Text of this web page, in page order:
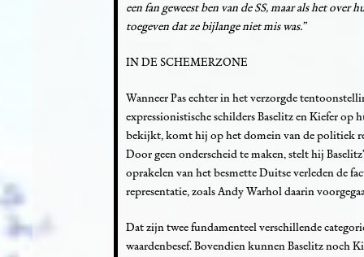
een fan geweest ben van de SS, maar als het
toegeven dat ze bijlange niet mis was.”
IN DE SCHEMERZONE
Wanneer Pas echter in het verzorgde
expressionistische schilders Baselitz en Kiefer op
bekijkt, komt hij op het domein van de politiek
Door geen onderscheid te maken, stelt hij
oprakelen van het besmette Duitse verleden de
representatie, zoals Andy Warhol daarin
Dat zijn twee fundamenteel verschillende
waardenbesef. Bovendien kunnen Baselitz noch